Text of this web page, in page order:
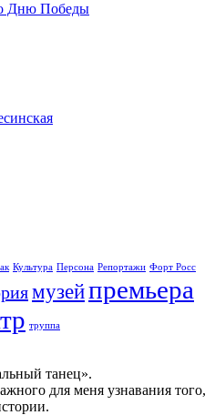
Дню Победы
Культура Персона Репортажи Форт Росс
музейпремьера
труппа
танец».
для меня узнавания того,